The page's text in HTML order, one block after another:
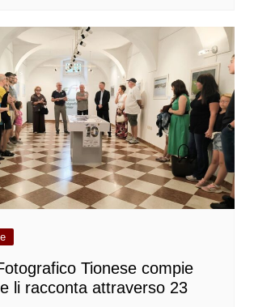
Tionese compie
li racconta attraverso 23